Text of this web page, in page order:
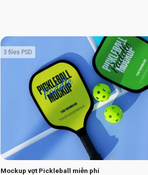
Mockup vợt Pickleball miễn phí
3 files PSD